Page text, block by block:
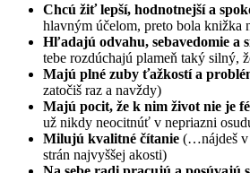
Chcú žiť lepší, hodnotnejší a
hlavným účelom, preto bola knižka
Hľadajú odvahu, sebavedomie a
tebe rozdúchajú plameň taký silný,
Majú plné zuby ťažkostí a
zatočiš raz a navždy)
Majú pocit, že k nim život nie je
už nikdy neocitnúť v nepriazni
Milujú kvalitné čítanie (…nájdeš v
strán najvyššej akosti)